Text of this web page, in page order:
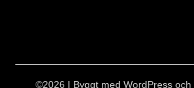
©2026 | Byggt med WordPress och